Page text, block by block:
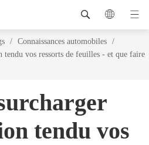
/ Connaissances automobiles /
vos ressorts de feuilles - et que faire
tendu vos